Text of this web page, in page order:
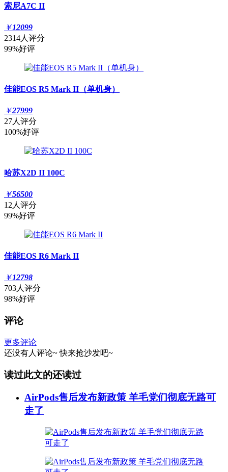
索尼A7C II
￥12099
2314人评分
99%好评
佳能EOS R5 Mark II（单机身）
￥27999
27人评分
100%好评
哈苏X2D II 100C
￥56500
12人评分
99%好评
佳能EOS R6 Mark II
￥12798
703人评分
98%好评
评论
更多评论
还没有人评论~ 快来抢沙发吧~
读过此文的还读过
AirPods售后发布新政策 羊毛党们彻底无路可
走了